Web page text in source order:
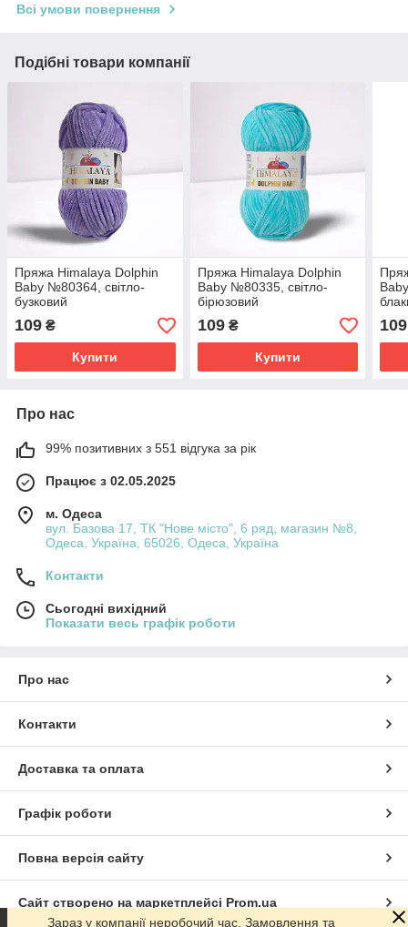
Всі умови повернення
Подібні товари компанії
Пряжа Himalaya Dolphin
Baby №80364, світло-
бузковий
109 ₴
Купити
Пряжа Himalaya Dolphin
Baby №80335, світло-
бірюзовий
109₴
Купити
109
Про нас
99% позитивних з 551 відгука за рік
Працює з 02.05.2025
м. Одеса
вул. Базова 17, ТК "Нове місто", 6 ряд, магазин №8,
Одеса, Україна, 65026, Одеса, Україна
Контакти
Сьогодні вихідний
Показати весь графік роботи
Про нас
Контакти
Доставка та оплата
Графік роботи
Повна версія сайту
Сайт створено на маркетплейсі Prom.ua
Зараз у компанії неробочий час. Замовлення та